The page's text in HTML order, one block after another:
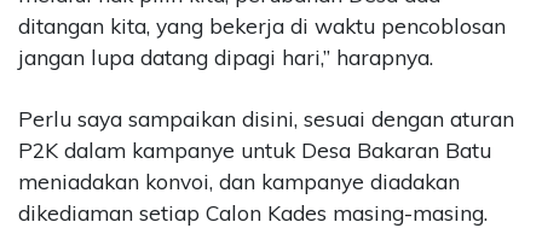
ditangan kita, yang bekerja di waktu pencoblosan
jangan lupa datang dipagi hari,” harapnya.
Perlu saya sampaikan disini, sesuai dengan aturan
P2K dalam kampanye untuk Desa Bakaran Batu
meniadakan konvoi, dan kampanye diadakan
dikediaman setiap Calon Kades masing-masing.